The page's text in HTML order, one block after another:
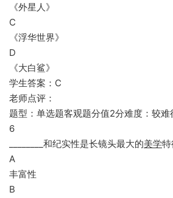
《外星人》
C
《浮华世界》
D
《大白鲨》
学生答案：C
老师点评：
题型：单选题客观题分值2分难度：较难
6
________和纪实性是长镜头最大的美学特
A
丰富性
B